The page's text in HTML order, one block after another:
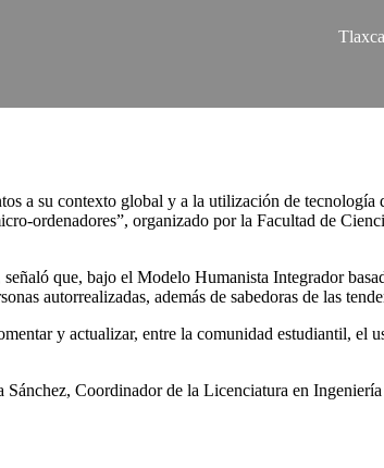
a su contexto global y a la utilización de tecnología
ordenadores”, organizado por la Facultad de
que, bajo el Modelo Humanista Integrador
autorrealizadas, además de sabedoras de las
y actualizar, entre la comunidad estudiantil, el
Coordinador de la Licenciatura en Ingeniería